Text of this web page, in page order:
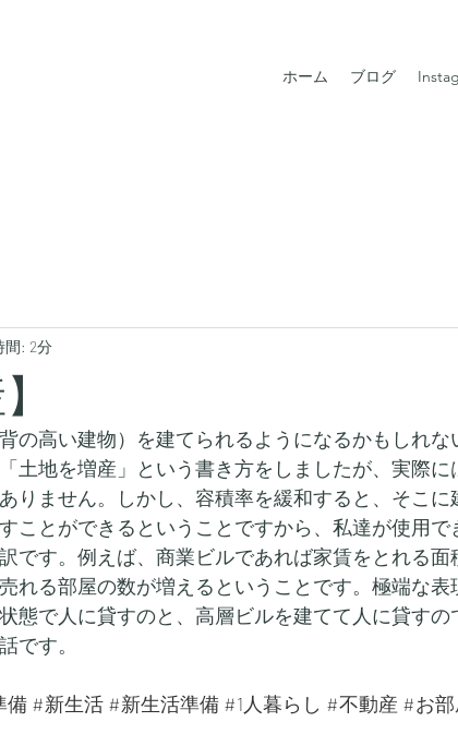
ホーム ブログ
間: 2分
の高い建物）を建てられるようになるかもしれな
土地を増産」という書き方をしましたが、実際に
りません。しかし、容積率を緩和すると、そこに
ことができるということですから、私達が使用で
です。例えば、商業ビルであれば家賃をとれる面
れる部屋の数が増えるということです。極端な表
態で人に貸すのと、高層ビルを建てて人に貸すの
です。
備 #新生活 #新生活準備 #1人暮らし #不動産 #お部